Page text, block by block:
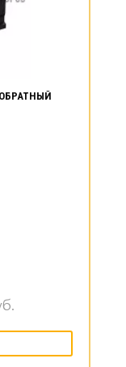
ОБРАТНЫЙ